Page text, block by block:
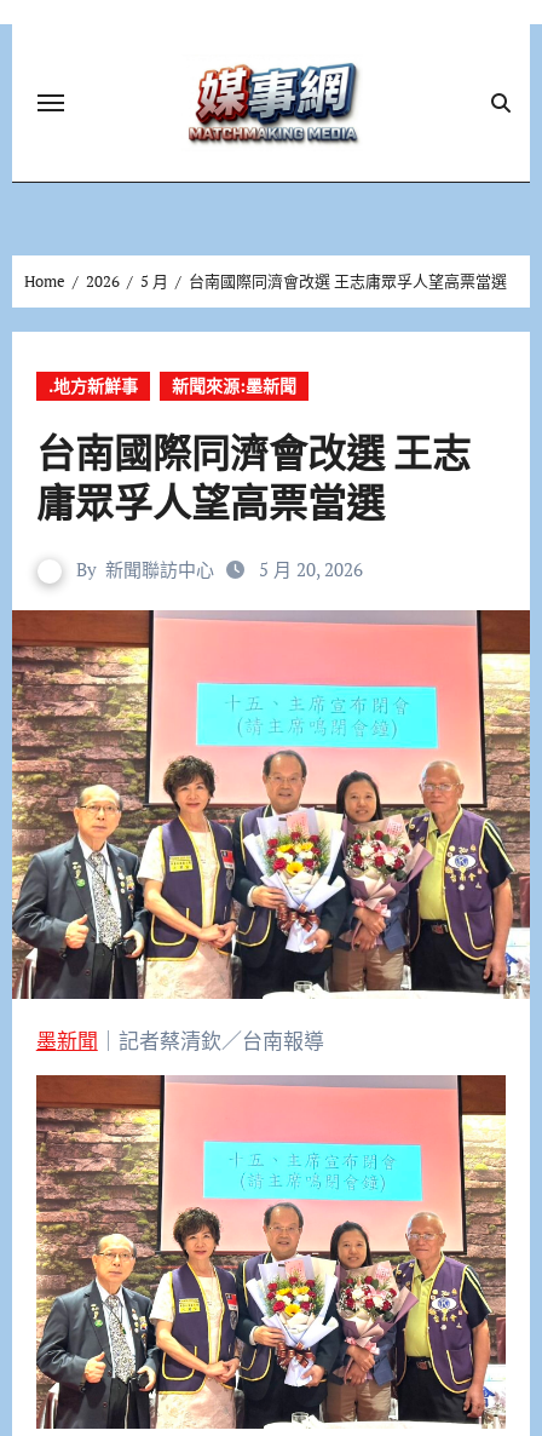
Home 2026 5 月 台南國際同濟會改選 王志庸眾孚人望高票當選
.地方新鮮事 新聞來源:墨新聞
台南國際同濟會改選 王志
庸眾孚人望高票當選
By 新聞聯訪中心 5 月 20, 2026
墨新聞 ｜記者蔡清欽／台南報導